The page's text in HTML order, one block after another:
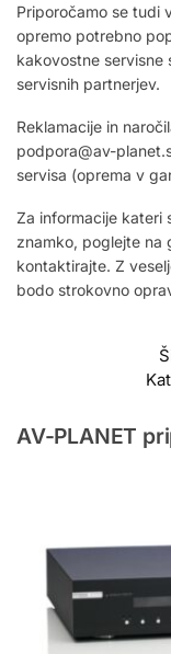
Priporočamo se tudi
opremo potrebno
kakovostne servisne
servisnih partnerjev.
Reklamacije in
podpora@av-
servisa (oprema v
Za informacije kateri
znamko, poglejte na
kontaktirajte. Z
bodo strokovno
AV-PLANET